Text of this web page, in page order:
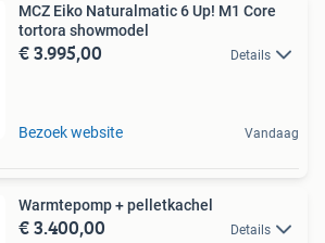
MCZ Eiko Naturalmatic 6 Up! M1 Core
tortora showmodel
€ 3.995,00 Details
Bezoek website Vandaag
Warmtepomp + pelletkachel
€ 3.400,00 Details